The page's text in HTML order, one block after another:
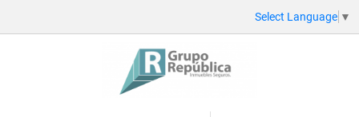
Select Language ▼